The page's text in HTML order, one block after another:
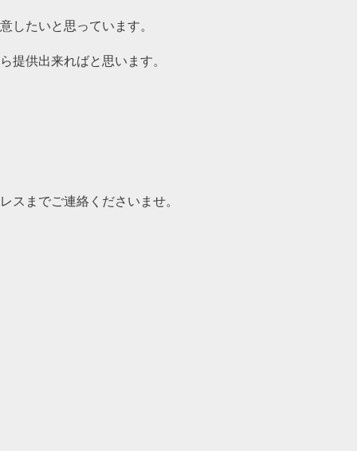
したいと思っています。
提供出来ればと思います。
スまでご連絡くださいませ。